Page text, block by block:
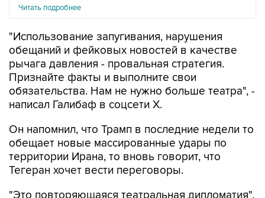
Читать подробнее
"Использование запугивания, нарушения
обещаний и фейковых новостей в качестве
рычага давления - провальная стратегия.
Признайте факты и выполните свои
обязательства. Нам не нужно больше театра", -
написал Галибаф в соцсети X.
Он напомнил, что Трамп в последние недели то
обещает новые массированные удары по
территории Ирана, то вновь говорит, что
Тегеран хочет вести переговоры.